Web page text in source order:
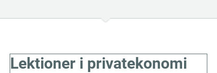
Lektioner i privatekonomi